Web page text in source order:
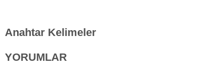
Anahtar Kelimeler
YORUMLAR